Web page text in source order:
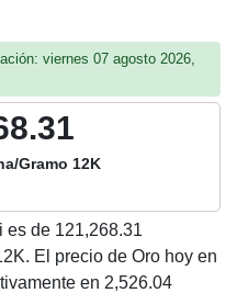
viernes 07 agosto 2026,
Gramo 12K
es de 121,268.31
El precio de Oro hoy en
en 2,526.04